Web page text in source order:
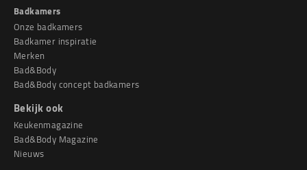
Badkamers
Onze badkamers
Badkamer inspiratie
Merken
Bad&Body
Bad&Body concept badkamers
Bekijk ook
Keukenmagazine
Bad&Body Magazine
Nieuws